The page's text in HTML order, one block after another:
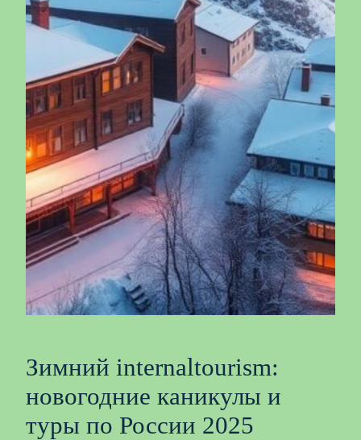
Зимний internaltourism:
новогодние каникулы и
туры по России 2025